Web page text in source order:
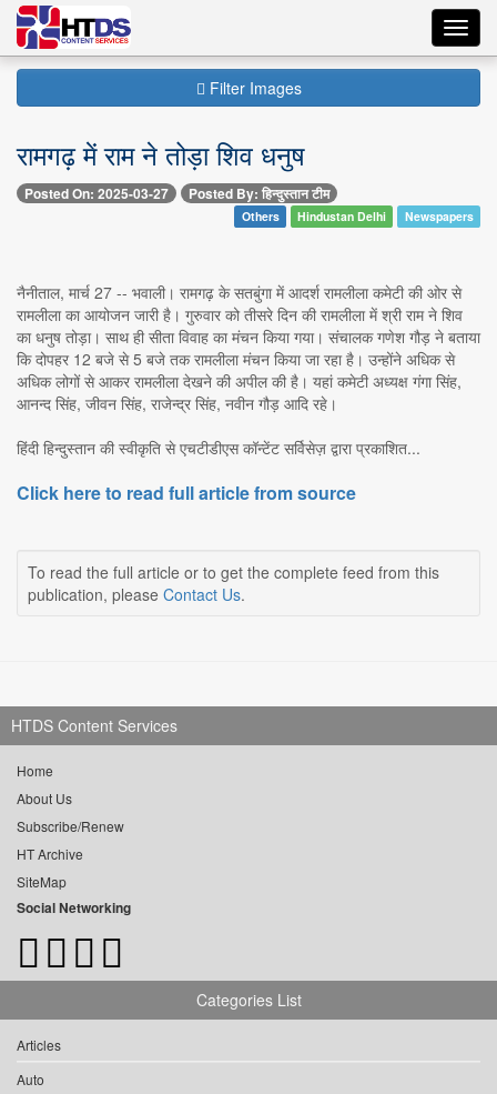
Filter Images
रामगढ़ में राम ने तोड़ा शिव धनुष
Posted On: 2025-03-27 Posted By: हिन्दुस्तान टीम
Others Hindustan Delhi Newspapers
नैनीताल, मार्च 27 -- भवाली। रामगढ़ के सतबुंगा में आदर्श रामलीला कमेटी की ओर से
रामलीला का आयोजन जारी है। गुरुवार को तीसरे दिन की रामलीला में श्री राम ने शिव
का धनुष तोड़ा। साथ ही सीता विवाह का मंचन किया गया। संचालक गणेश गौड़ ने बताया
कि दोपहर 12 बजे से 5 बजे तक रामलीला मंचन किया जा रहा है। उन्होंने अधिक से
अधिक लोगों से आकर रामलीला देखने की अपील की है। यहां कमेटी अध्यक्ष गंगा सिंह,
आनन्द सिंह, जीवन सिंह, राजेन्द्र सिंह, नवीन गौड़ आदि रहे।
हिंदी हिन्दुस्तान की स्वीकृति से एचटीडीएस कॉन्टेंट सर्विसेज़ द्वारा प्रकाशित...
Click here to read full article from source
To read the full article or to get the complete feed from this
publication, please Contact Us.
HTDS Content Services
Home
About Us
Subscribe/Renew
HT Archive
SiteMap
Social Networking
Categories List
Articles
Auto